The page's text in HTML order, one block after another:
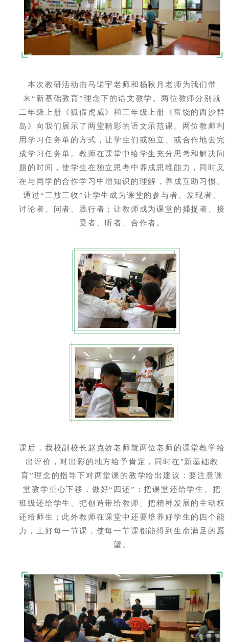
本次教研活动由马珺宇老师和杨秋月老师为我们带
来“新基础教育”理念下的语文教学。两位教师分别就
二年级上册《狐假虎威》和三年级上册《富饶的西沙群
岛》向我们展示了两堂精彩的语文示范课。两位教师利
用学习任务单的方式，让学生们或独立、或合作地去完
成学习任务单。教师在课堂中给学生充分思考和解决问
题的时间，使学生在独立思考中养成思维能力，同时又
在与同学的合作学习中增知识的理解，养成互助习惯。
通过“三放三收”让学生成为课堂的参与者、发现者、
讨论者、问者、践行者；让教师成为课堂的捕捉者、接
受者、听者、合作者。
课后，我校副校长赵克娇老师就两位老师的课堂教学给
出评价，对出彩的地方给予肯定，同时在"新基础教
育”理念的指导下对两堂课的教学给出建议：要注意课
堂教学重心下移，做好“四还”：把课堂还给学生、把
班级还给学生、把创造带给教师、把精神发展的主动权
还给师生；此外教师在课堂中还要培养好学生的四个能
力，上好每一节课，使每一节课都能得到生命满足的愿
望。